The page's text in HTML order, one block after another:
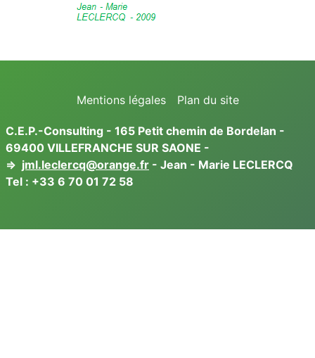
Mentions légales Plan du site
C.E.P.-Consulting - 165 Petit chemin de Bordelan -
69400 VILLEFRANCHE SUR SAONE -
⇒ jml.leclercq@orange.fr - Jean - Marie LECLERCQ
Tel : +33 6 70 01 72 58